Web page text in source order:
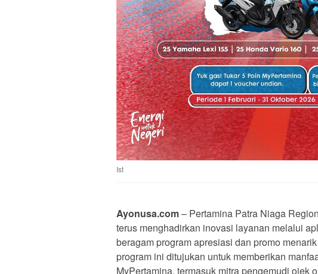
Ist
Ayonusa.com– Pertamina Patra Niaga
terus menghadirkan inovasi layanan melalui
beragam program apresiasi dan promo
program ini ditujukan untuk memberikan
MyPertamina, termasuk mitra pengemudi ojek